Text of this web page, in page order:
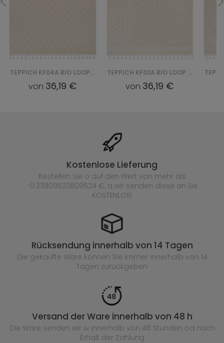
TEPPICH KF02A RIO LOOP YAA - BIAŁY
von 36,19 €
TEPPICH KE97A RIO LOOP YAA - BIAŁY
von 36,19 €
Kostenlose Lieferung
Bestellen Sie o auf den Wert von mehr als
-0.23809523809524 €, a wir senden diese an Sie
KOSTENLOS!
Rücksendung innerhalb von 14 Tagen
Die gekaufte Ware können Sie immer innerhalb von 14
Tagen zurückgeben
Versand der Ware innerhalb von 48 h
Die Ware senden wir w innerhalb von 48 Stunden od nach
Erhalt der Zahlung